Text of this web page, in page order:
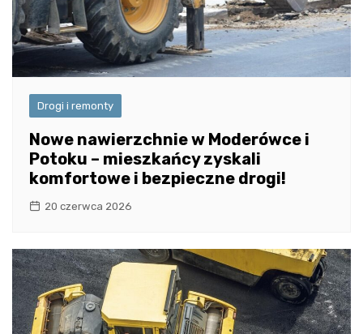
Drogi i remonty
Nowe nawierzchnie w Moderówce i
Potoku – mieszkańcy zyskali
komfortowe i bezpieczne drogi!
20 czerwca 2026